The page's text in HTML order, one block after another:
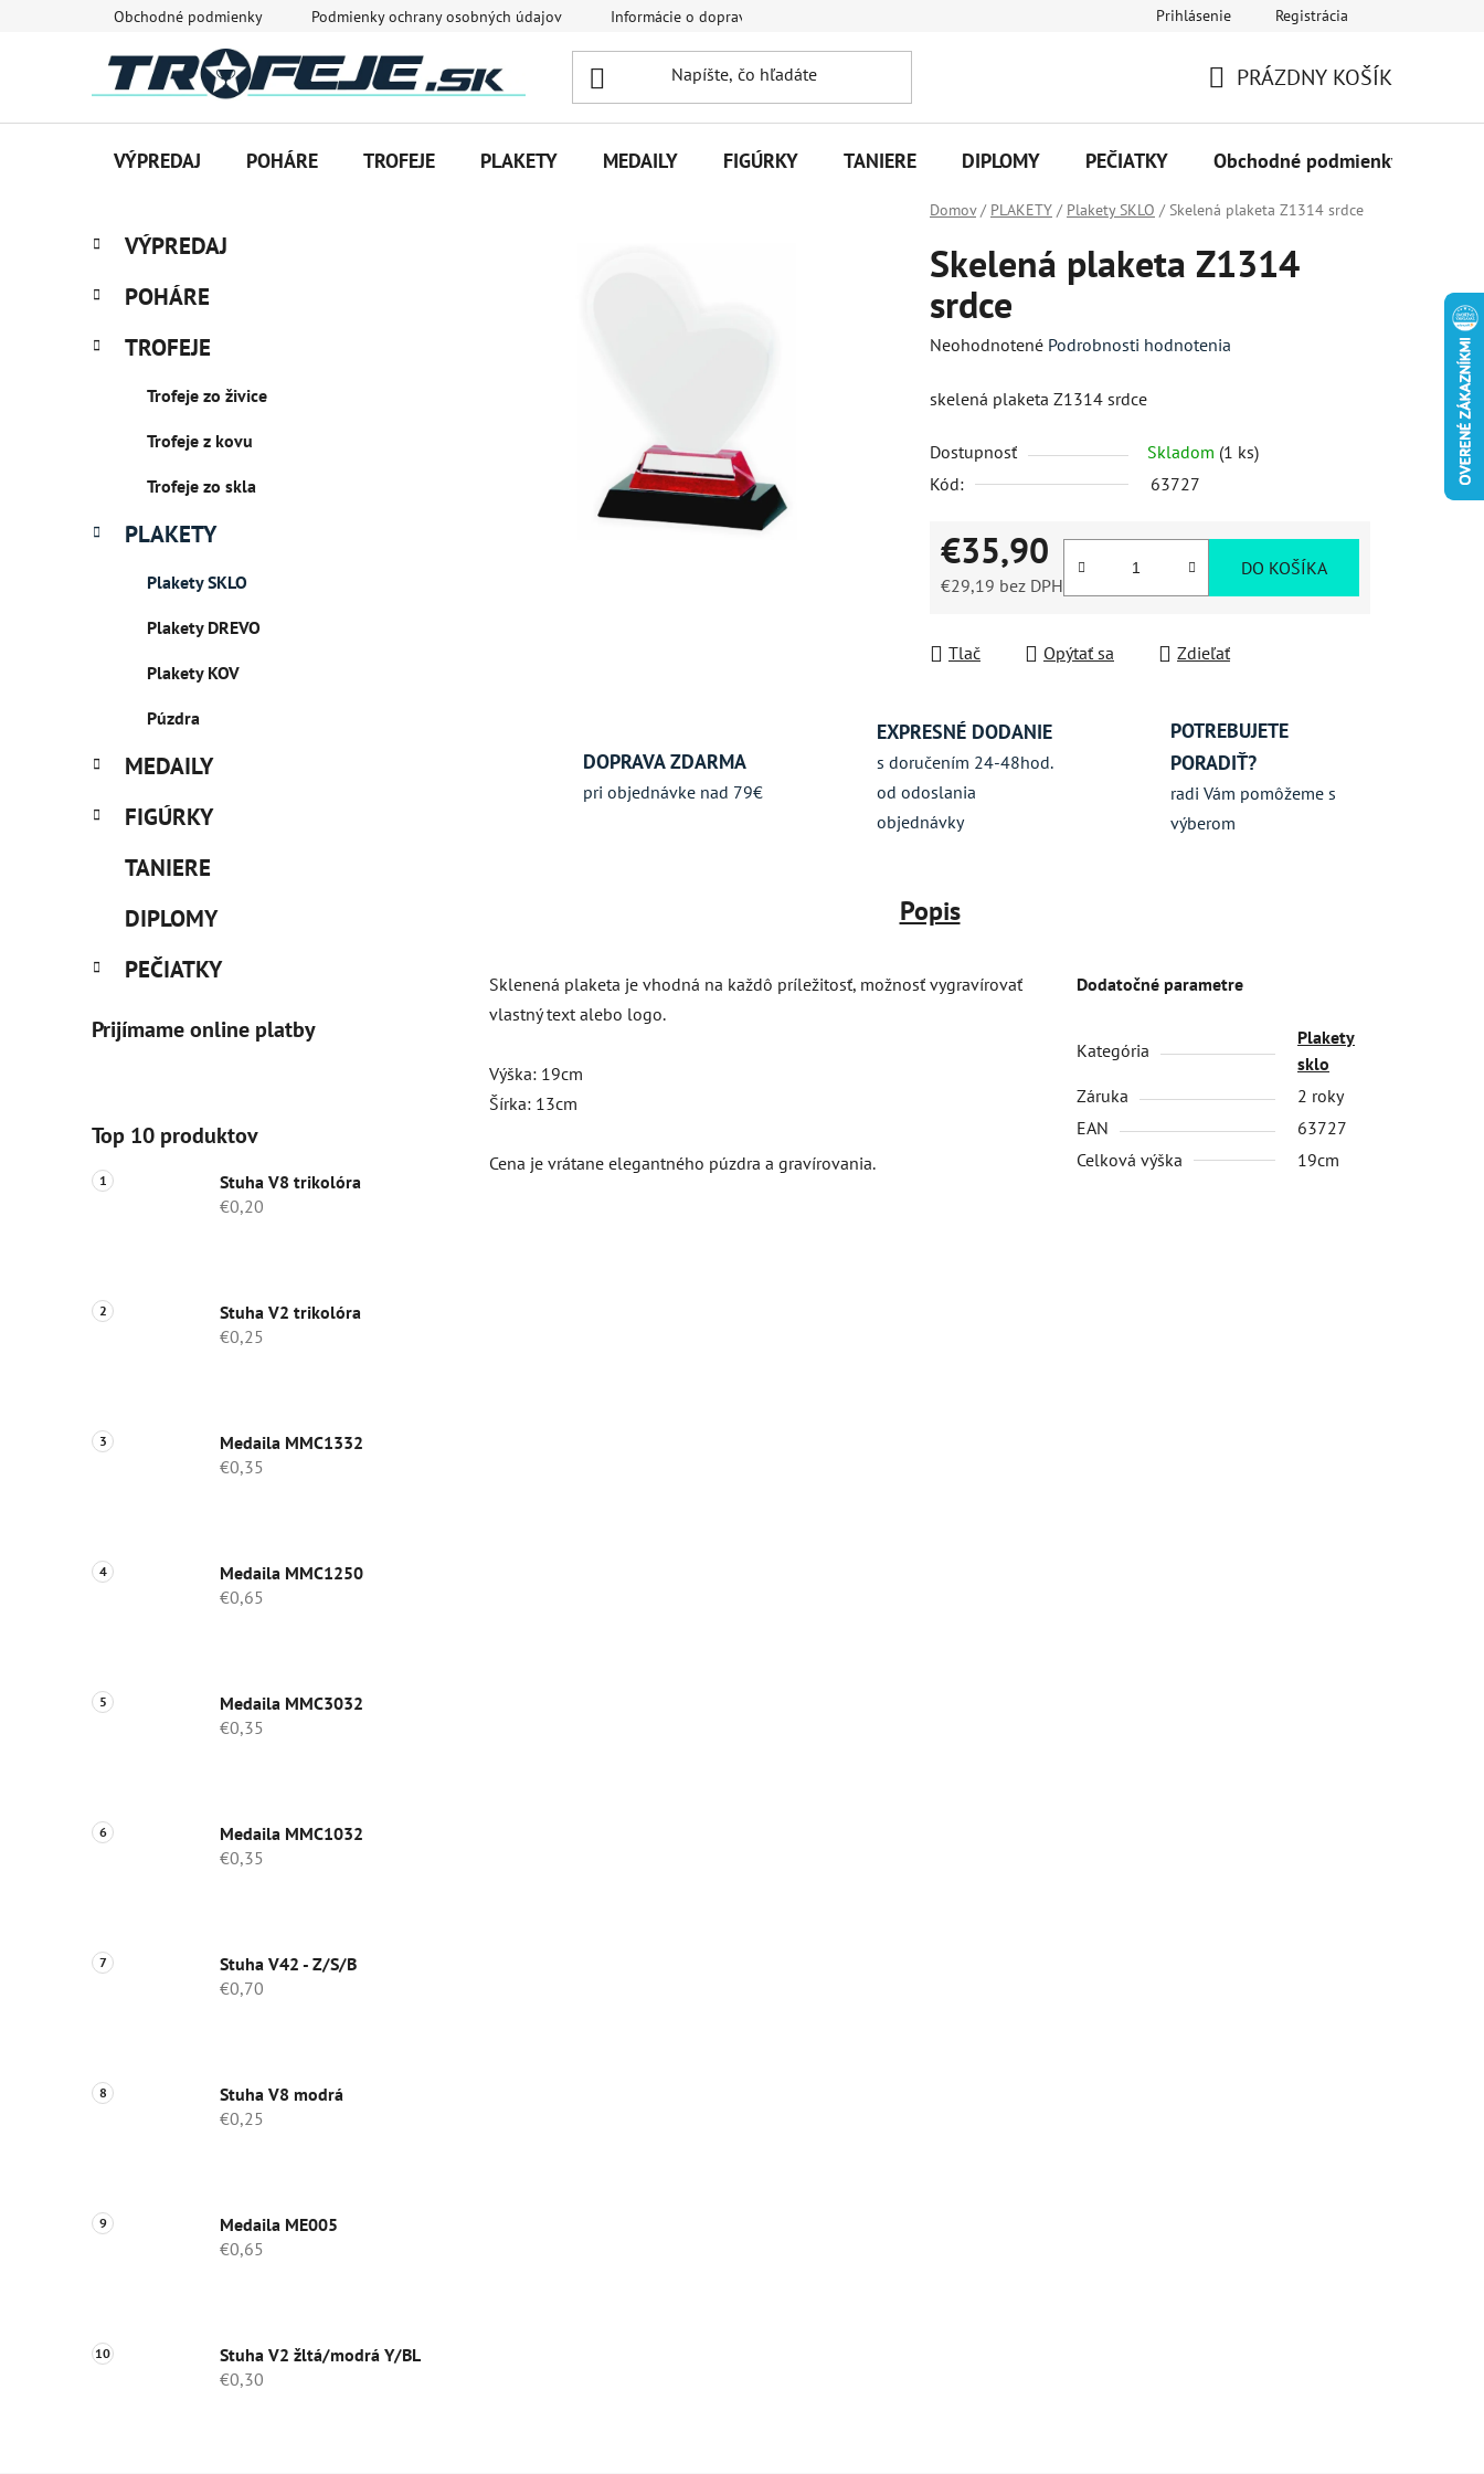
Obchodné podmienky Podmienky ochrany osobných údajov Informácie o doprave Prihlásenie Registrácia
KOŠÍK
PRÁZDNY KOŠÍK
VÝPREDAJ POHÁRE TROFEJE PLAKETY MEDAILY FIGÚRKY TANIERE DIPLOMY PEČIATKY Obchodné podmienky
Domov / PLAKETY / Plakety SKLO / Skelená plaketa Z1314 srdce
B
č
ý
Preskočiť
kategórie
K
a
e
ó
VÝPREDAJ
POHÁRE
TROFEJE
Trofeje zo živice
Trofeje z kovu
Trofeje zo skla
PLAKETY
Plakety SKLO
Plakety DREVO
Plakety KOV
Púzdra
MEDAILY
FIGÚRKY
TANIERE
DIPLOMY
PEČIATKY
Prijímame online platby
Top 10 produktov
Stuha V8 trikolóra
€0,20
Stuha V2 trikolóra
€0,25
Medaila MMC1332
€0,35
Medaila MMC1250
€0,65
Medaila MMC3032
€0,35
Medaila MMC1032
€0,35
Stuha V42 - Z/S/B
€0,70
Stuha V8 modrá
€0,25
Medaila ME005
€0,65
Stuha V2 žltá/modrá Y/BL
€0,30
Skelená plaketa Z1314
srdce
Priemerné
produktu
0,0
z
hviezdičiek.
Neohodnotené Podrobnosti hodnotenia
skelená plaketa Z1314 srdce
Dostupnosť Skladom (1 ks)
Kód:
63727
€35,90
€29,19 bez DPH
DO KOŠÍKA
Tlač Opýtať sa Zdieľať
DOPRAVA ZDARMA
pri objednávke nad 79€
EXPRESNÉ DODANIE
s doručením 24-48hod.
od odoslania
objednávky
POTREBUJETE
PORADIŤ?
radi Vám pomôžeme s
výberom
Popis
Sklenená plaketa je vhodná na každô príležitosť, možnosť vygravírovať
vlastný text alebo logo.
Výška: 19cm
Šírka: 13cm
Cena je vrátane elegantného púzdra a gravírovania.
Dodatočné parametre
Kategória
Plakety
sklo
Záruka
2 roky
EAN
63727
Celková výška
19cm